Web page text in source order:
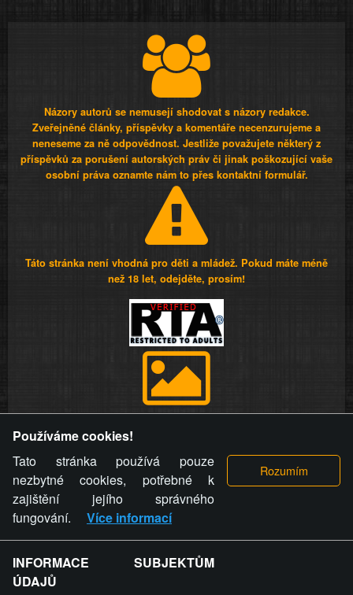
Názory autorů se nemusejí shodovat s názory redakce.
Zveřejněné články, příspěvky a komentáře necenzurujeme a
neneseme za ně odpovědnost. Jestliže považujete některý z
příspěvků za porušení autorských práv či jinak poškozující vaše
osobní práva oznamte nám to přes kontaktní formulář.
Táto stránka není vhodná pro děti a mládež. Pokud máte méně
než 18 let, odejděte, prosím!
videa a komentáře. Osoba, které se toto opatření provozovatele
stránky týče, ani osoba, která umístila fotografii nebo video na
stránku, nemůže z důvodu odstranění fotografie, videa nebo
komentáře pro výše uvedenou okolnost uplatnit vůči
provozovateli stránky žádný nárok na náhradu škody nebo
nemajetkové újmy.
ZVRÁCENÝ.CZ - Svět není zvrácenej. To jen
Používáme cookies!
Tato stránka používá pouze
nezbytné cookies, potřebné k
zajištění jejího správného
fungování.
Více informací
INFORMACE SUBJEKTŮM
ÚDAJŮ